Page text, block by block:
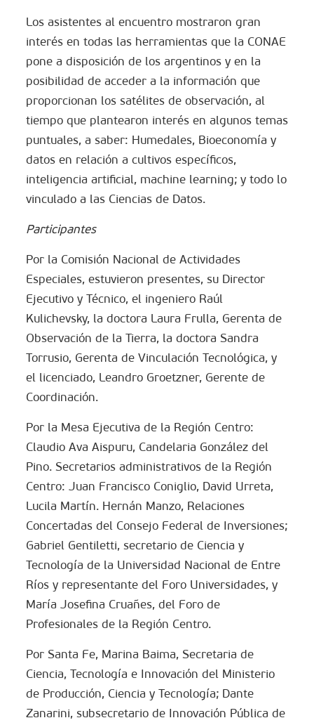
Los asistentes al encuentro mostraron gran
interés en todas las herramientas que la CONAE
pone a disposición de los argentinos y en la
posibilidad de acceder a la información que
proporcionan los satélites de observación, al
tiempo que plantearon interés en algunos temas
puntuales, a saber: Humedales, Bioeconomía y
datos en relación a cultivos específicos,
inteligencia artificial, machine learning; y todo lo
vinculado a las Ciencias de Datos.
Participantes
Por la Comisión Nacional de Actividades
Especiales, estuvieron presentes, su Director
Ejecutivo y Técnico, el ingeniero Raúl
Kulichevsky, la doctora Laura Frulla, Gerenta de
Observación de la Tierra, la doctora Sandra
Torrusio, Gerenta de Vinculación Tecnológica, y
el licenciado, Leandro Groetzner, Gerente de
Coordinación.
Por la Mesa Ejecutiva de la Región Centro:
Claudio Ava Aispuru, Candelaria González del
Pino. Secretarios administrativos de la Región
Centro: Juan Francisco Coniglio, David Urreta,
Lucila Martín. Hernán Manzo, Relaciones
Concertadas del Consejo Federal de Inversiones;
Gabriel Gentiletti, secretario de Ciencia y
Tecnología de la Universidad Nacional de Entre
Ríos y representante del Foro Universidades, y
María Josefina Cruañes, del Foro de
Profesionales de la Región Centro.
Por Santa Fe, Marina Baima, Secretaria de
Ciencia, Tecnología e Innovación del Ministerio
de Producción, Ciencia y Tecnología; Dante
Zanarini, subsecretario de Innovación Pública de